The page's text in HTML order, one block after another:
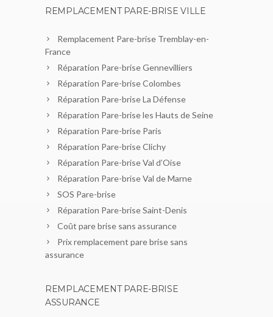
REMPLACEMENT PARE-BRISE VILLE
Remplacement Pare-brise Tremblay-en-
France
Réparation Pare-brise Gennevilliers
Réparation Pare-brise Colombes
Réparation Pare-brise La Défense
Réparation Pare-brise les Hauts de Seine
Réparation Pare-brise Paris
Réparation Pare-brise Clichy
Réparation Pare-brise Val d’Oise
Réparation Pare-brise Val de Marne
SOS Pare-brise
Réparation Pare-brise Saint-Denis
Coût pare brise sans assurance
Prix remplacement pare brise sans
assurance
REMPLACEMENT PARE-BRISE
ASSURANCE